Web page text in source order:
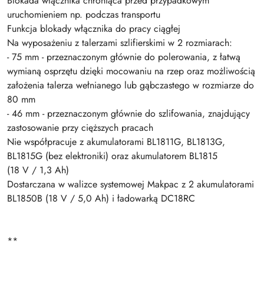
uruchomieniem np. podczas transportu
Funkcja blokady włącznika do pracy ciągłej
Na wyposażeniu z talerzami szlifierskimi w 2 rozmiarach:
- 75 mm - przeznaczonym głównie do polerowania, z łatwą
wymianą osprzętu dzięki mocowaniu na rzep oraz możliwością
założenia talerza wełnianego lub gąbczastego w rozmiarze do
80 mm
- 46 mm - przeznaczonym głównie do szlifowania, znajdujący
zastosowanie przy cięższych pracach
Nie współpracuje z akumulatorami BL1811G, BL1813G,
BL1815G (bez elektroniki) oraz akumulatorem BL1815
(18 V / 1,3 Ah)
Dostarczana w walizce systemowej Makpac z 2 akumulatorami
BL1850B (18 V / 5,0 Ah) i ładowarką DC18RC
**